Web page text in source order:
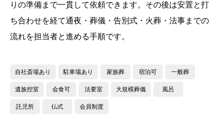
りの準備まで一貫して依頼できます。その後は安置と打
ち合わせを経て通夜・葬儀・告別式・火葬・法事までの
流れを担当者と進める手順です。
自社斎場あり 駐車場あり 家族葬 宿泊可 一般葬
遺族控室 会食可 法要室 大規模葬儀 風呂
託児所 仏式 会員制度